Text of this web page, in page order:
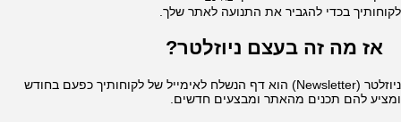
לקוחותיך בכדי להגביר את התנועה לאתר שלך.
אז מה זה בעצם ניוזלטר?
ניוזלטר (Newsletter) הוא דף הנשלח לאימייל של לקוחותיך כפעם בחודש
ומציע להם תכנים מהאתר ומבצעים חדשים.